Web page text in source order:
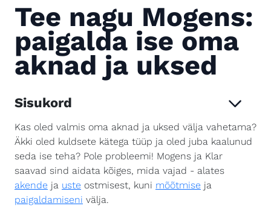
Tee nagu Mogens:
paigalda ise oma
aknad ja uksed
Sisukord
Kas oled valmis oma aknad ja uksed välja vahetama?
Äkki oled kuldsete kätega tüüp ja oled juba kaalunud
seda ise teha? Pole probleemi! Mogens ja Klar
saavad sind aidata kõiges, mida vajad - alates
akende ja uste ostmisest, kuni mõõtmise ja
paigaldamiseni välja.